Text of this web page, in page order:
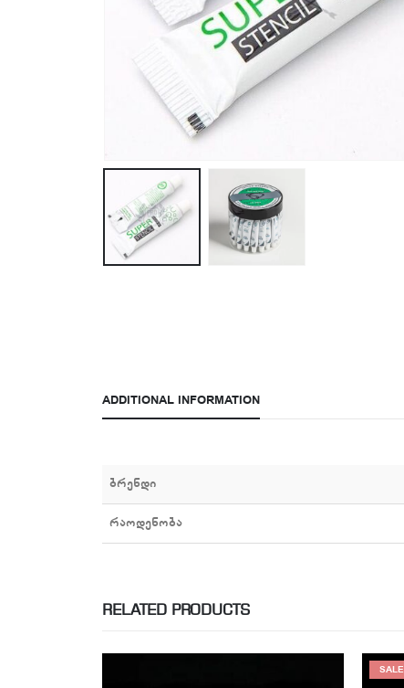
ADDITIONAL INFORMATION
ბრენდი
რაოდენობა
RELATED PRODUCTS